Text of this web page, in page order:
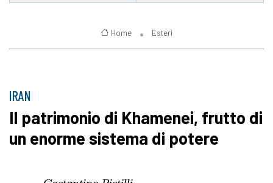
Home Esteri
IRAN
Il patrimonio di Khamenei, frutto di
un enorme sistema di potere